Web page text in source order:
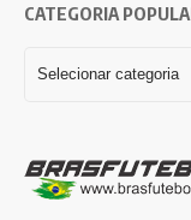
CATEGORIA